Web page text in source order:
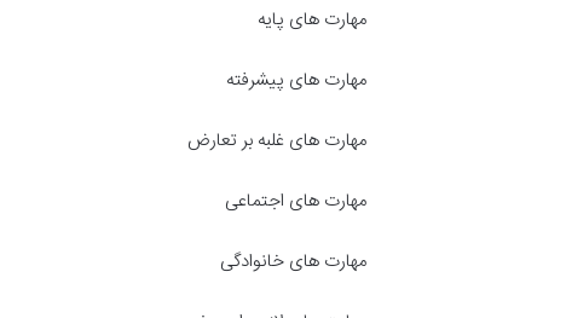
مهارت های پایه
مهارت های پیشرفته
مهارت های غلبه بر تعارض
مهارت های اجتماعی
مهارت های خانوادگی